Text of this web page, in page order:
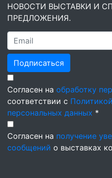
НОВОСТИ ВЫСТАВКИ И
ПРЕДЛОЖЕНИЯ.
Подписаться
Согласен на обработку
соответствии с
персональных данных *
Согласен на получение
сообщений о выставках